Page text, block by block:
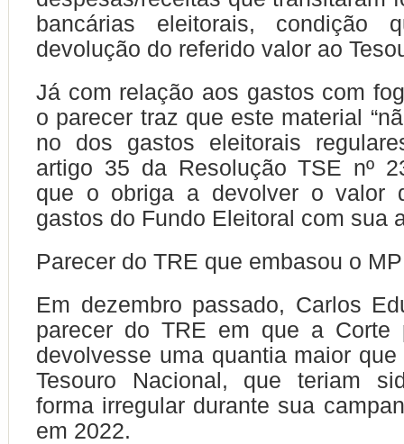
bancárias eleitorais, condição
devolução do referido valor ao
Já com relação aos gastos com
o parecer traz que este material
no dos gastos eleitorais
artigo 35 da Resolução TSE nº
que o obriga a devolver o valor
gastos do Fundo Eleitoral com sua
Parecer do TRE que embasou o
Em dezembro passado, Carlos
parecer do TRE em que a Corte
devolvesse uma quantia maior
Tesouro Nacional, que teriam
forma irregular durante sua
em 2022.